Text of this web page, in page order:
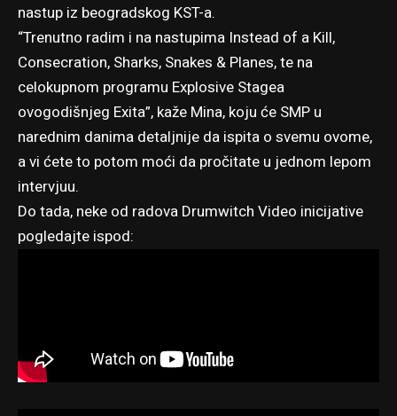
nastup iz beogradskog KST-a.
“Trenutno radim i na nastupima Instead of a Kill,
Consecration, Sharks, Snakes & Planes, te na
celokupnom programu Explosive Stagea
ovogodišnjeg Exita”, kaže Mina, koju će SMP u
narednim danima detaljnije da ispita o svemu ovome,
a vi ćete to potom moći da pročitate u jednom lepom
intervjuu.
Do tada, neke od radova Drumwitch Video inicijative
pogledajte ispod: